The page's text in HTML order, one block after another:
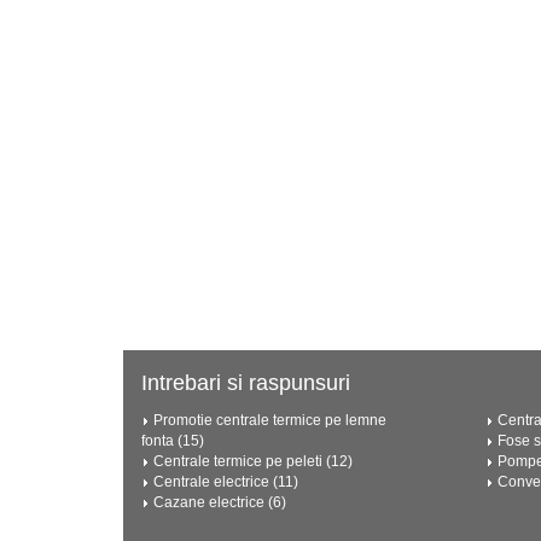
Intrebari si raspunsuri
Promotie centrale termice pe lemne
fonta (15)
Centrale termice pe peleti (12)
Centrale electrice (11)
Cazane electrice (6)
Fose